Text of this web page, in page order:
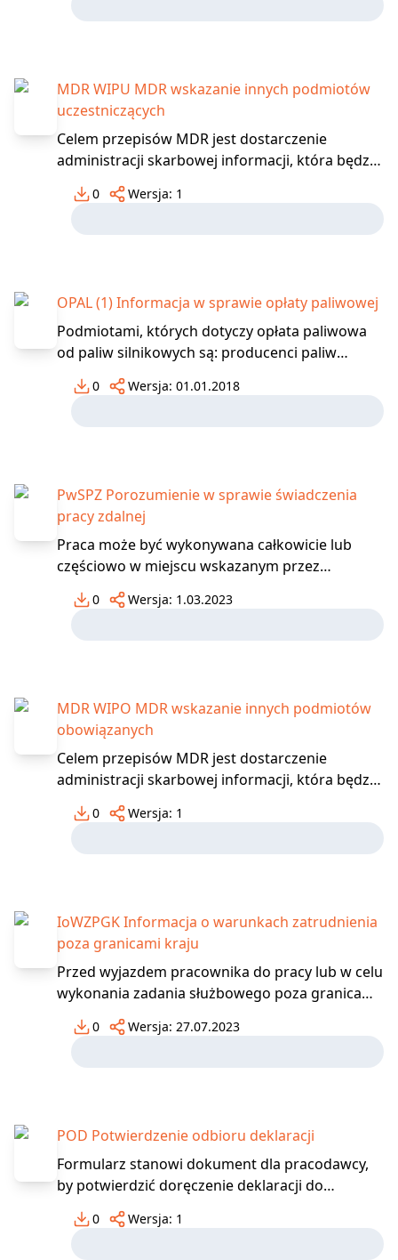
MDR WIPU MDR wskazanie innych podmiotów
uczestniczących
Celem przepisów MDR jest dostarczenie
administracji skarbowej informacji, która będzie
wykorzystywana przez organy podatkowe do
poprawy jakości systemu podatkowego.
0 Wersja: 1
OPAL (1) Informacja w sprawie opłaty paliwowej
Podmiotami, których dotyczy opłata paliwowa
od paliw silnikowych są: producenci paliw
silnikowych i gazu, importerzy paliw silnikowych
i gazu, podmioty dokonujące nabycia
0 Wersja: 01.01.2018
PwSPZ Porozumienie w sprawie świadczenia
pracy zdalnej
Praca może być wykonywana całkowicie lub
częściowo w miejscu wskazanym przez
pracownika i każdorazowo uzgodnionym z
pracodawcą, w tym pod adresem zamieszkania
0 Wersja: 1.03.2023
MDR WIPO MDR wskazanie innych podmiotów
obowiązanych
Celem przepisów MDR jest dostarczenie
administracji skarbowej informacji, która będzie
wykorzystywana przez organy podatkowe do
poprawy jakości systemu podatkowego.
0 Wersja: 1
IoWZPGK Informacja o warunkach zatrudnienia
poza granicami kraju
Przed wyjazdem pracownika do pracy lub w celu
wykonania zadania służbowego poza granicami
kraju na okres przekraczający 4 kolejne
tygodnie pracodawca przekazuje pracownikowi
0 Wersja: 27.07.2023
POD Potwierdzenie odbioru deklaracji
Formularz stanowi dokument dla pracodawcy,
by potwierdzić doręczenie deklaracji do
pracownika. Należy podać imię i nazwisko
pracownika, nazwę deklaracji oraz złożyć
0 Wersja: 1